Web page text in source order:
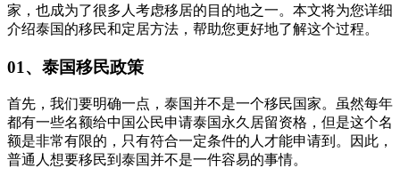
家，也成为了很多人考虑移居的目的地之一。本文将为您详细
介绍泰国的移民和定居方法，帮助您更好地了解这个过程。
01、泰国移民政策
首先，我们要明确一点，泰国并不是一个移民国家。虽然每年
都有一些名额给中国公民申请泰国永久居留资格，但是这个名
额是非常有限的，只有符合一定条件的人才能申请到。因此，
普通人想要移民到泰国并不是一件容易的事情。